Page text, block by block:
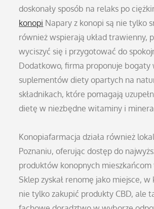
doskonały sposób na relaks po
konopi Napary z konopi są nie tylko
również wspierają układ trawienny,
wyciszyć się i przygotować do
Dodatkowo, firma proponuje bogaty
suplementów diety opartych na
składnikach, które pomagają
dietę w niezbędne witaminy i
Konopiafarmacja działa również
Poznaniu, oferując dostęp do
produktów konopnych mieszkańcom
Sklep zyskał renomę jako miejsce,
nie tylko zakupić produkty CBD, ale